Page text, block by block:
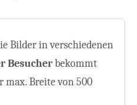
Bilder in verschiedenen
Besucherbekommt
max. Breite von 500